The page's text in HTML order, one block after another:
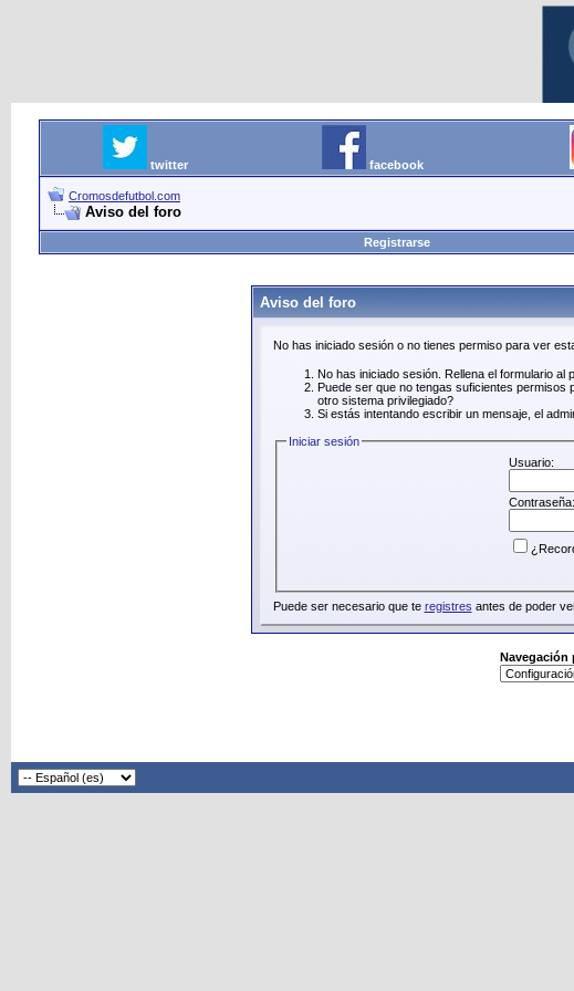
twitter facebook
Cromosdefutbol.com
Aviso del foro
Registrarse
Aviso del foro
No has iniciado sesión o no tienes permiso para ver
No has iniciado sesión. Rellena el formulario al
Puede ser que no tengas suficientes permisos
otro sistema privilegiado?
Si estás intentando escribir un mensaje, el
Iniciar sesión
Usuario:
Contraseña:
Puede ser necesario que te registres antes de poder
Navegación